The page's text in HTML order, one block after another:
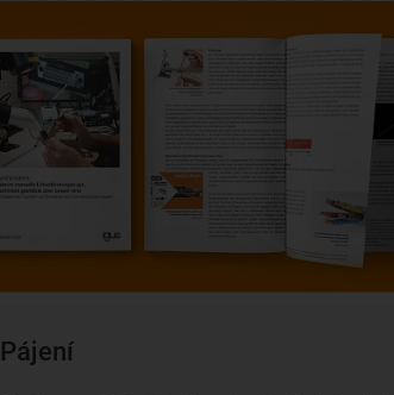
Pájení